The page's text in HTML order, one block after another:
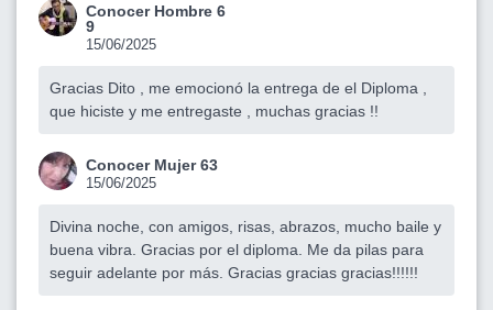
Conocer Hombre 6
9
15/06/2025
Gracias Dito , me emocionó la entrega de el Diploma ,
que hiciste y me entregaste , muchas gracias !!
Conocer Mujer 63
15/06/2025
Divina noche, con amigos, risas, abrazos, mucho baile y
buena vibra. Gracias por el diploma. Me da pilas para
seguir adelante por más. Gracias gracias gracias!!!!!!